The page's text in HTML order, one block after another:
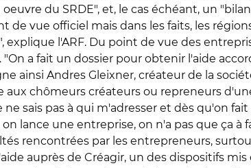
du SRDE", et, le cas échéant, un
de vue officiel mais dans les faits, les
l'ARF. Du point de vue des
a fait un dossier pour obtenir l'aide
ainsi Andres Gleixner, créateur de la
chômeurs créateurs ou repreneurs
sais pas à qui m'adresser et dès qu'on
lance une entreprise, on n'a pas que ça à
rencontrées par les entrepreneurs,
auprès de Créagir, un des dispositifs mis